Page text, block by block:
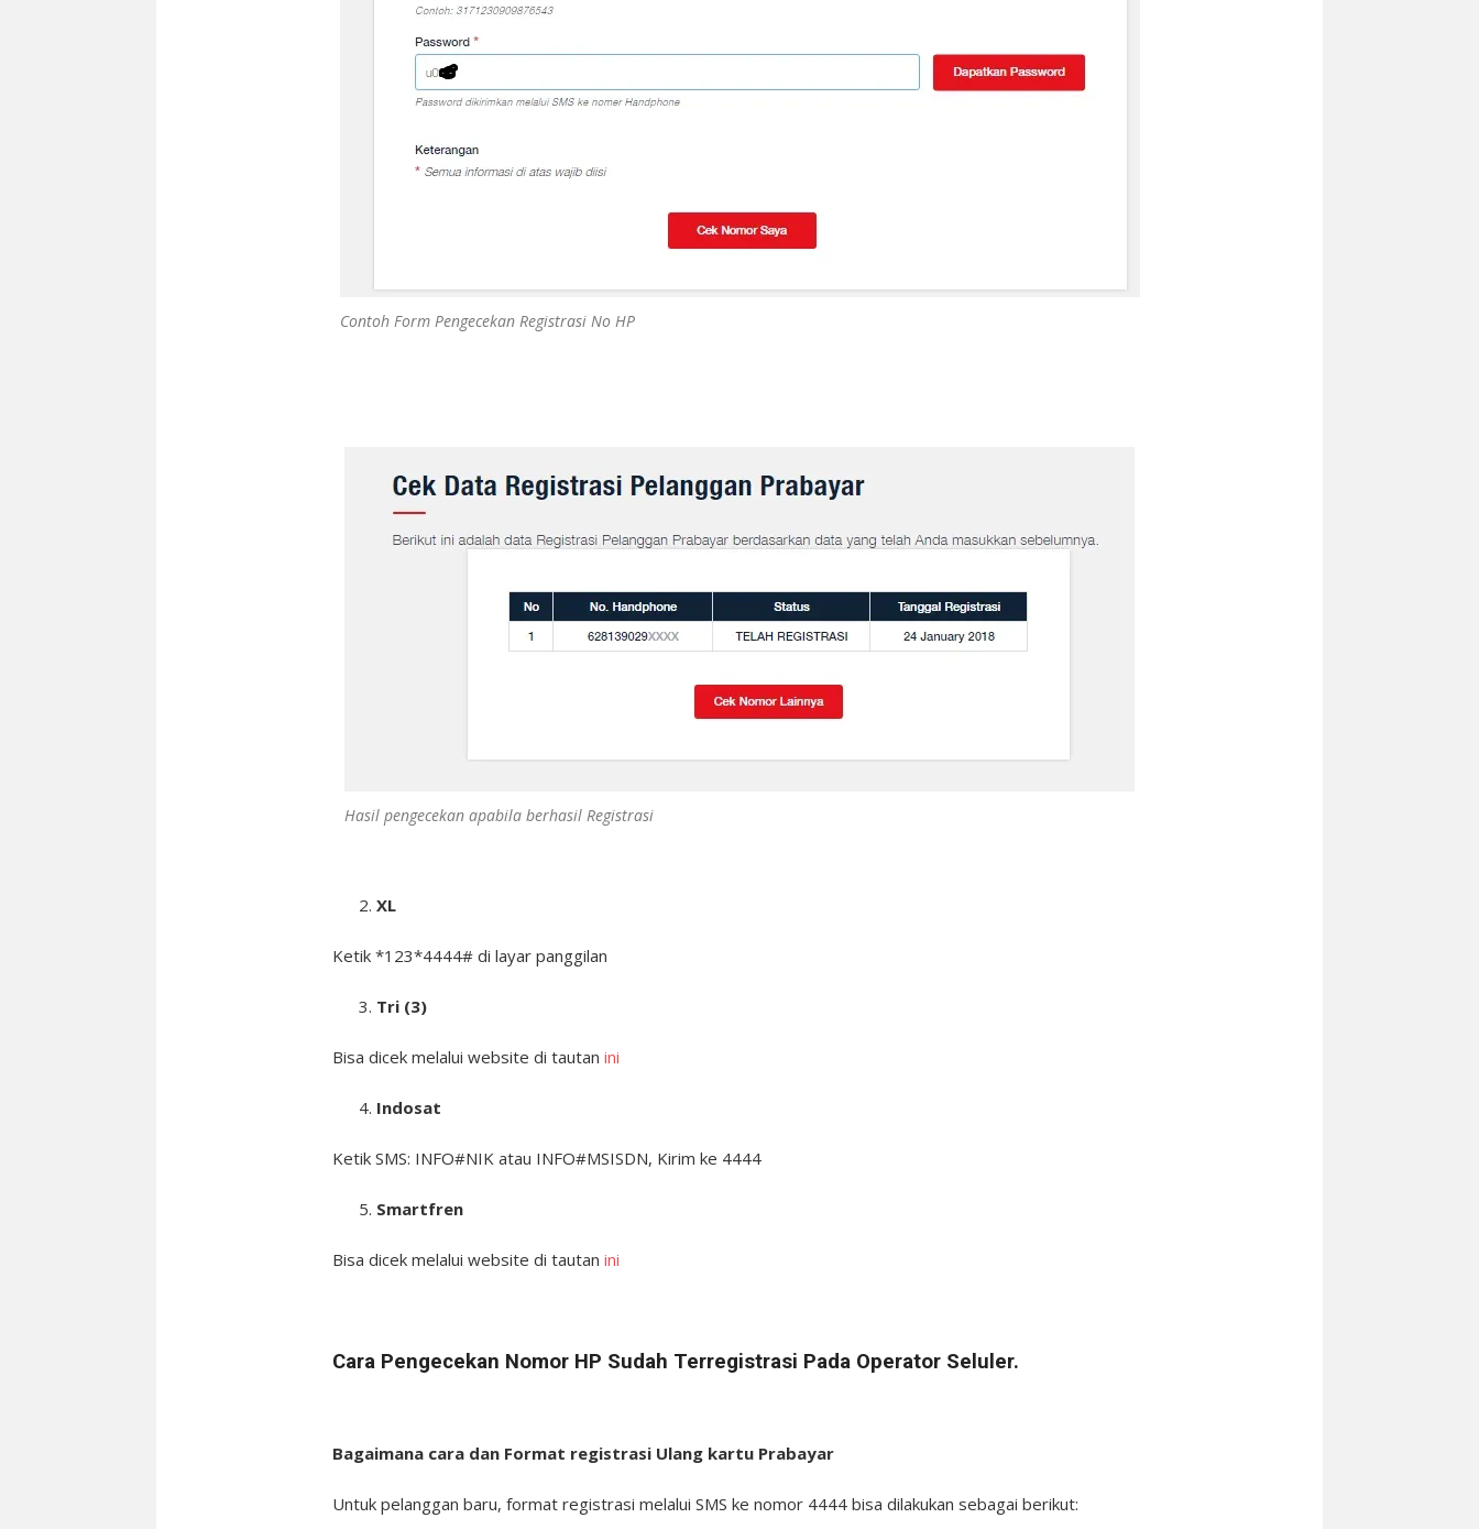
Contoh Form Pengecekan Registrasi No HP
Hasil pengecekan apabila berhasil Registrasi
XL
Ketik *123*4444# di layar panggilan
Tri (3)
Bisa dicek melalui website di tautan ini
Indosat
Ketik SMS: INFO#NIK atau INFO#MSISDN, Kirim ke 4444
Smartfren
Bisa dicek melalui website di tautan ini
Cara Pengecekan Nomor HP Sudah Terregistrasi Pada Operator Seluler.
Bagaimana cara dan Format registrasi Ulang kartu Prabayar
Untuk pelanggan baru, format registrasi melalui SMS ke nomor 4444 bisa dilakukan sebagai berikut: